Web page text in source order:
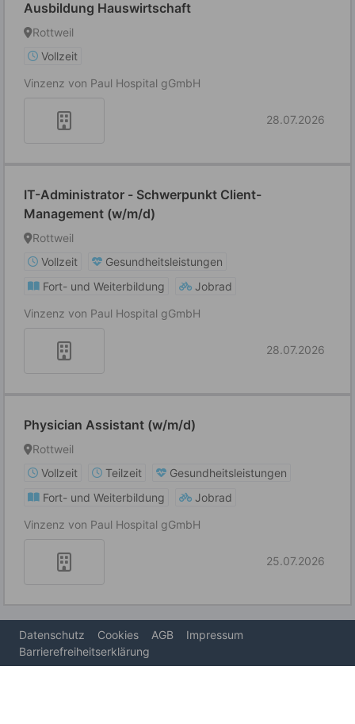
Ausbildung Hauswirtschaft
Rottweil
Vollzeit
Vinzenz von Paul Hospital gGmbH
28.07.2026
IT-Administrator - Schwerpunkt Client-
Management (w/m/d)
Rottweil
Vollzeit
Gesundheitsleistungen
Fort- und Weiterbildung
Jobrad
Vinzenz von Paul Hospital gGmbH
28.07.2026
Physician Assistant (w/m/d)
Rottweil
Vollzeit
Teilzeit
Gesundheitsleistungen
Fort- und Weiterbildung
Jobrad
Vinzenz von Paul Hospital gGmbH
25.07.2026
Datenschutz Cookies AGB
Impressum
Barrierefreiheitserklärung